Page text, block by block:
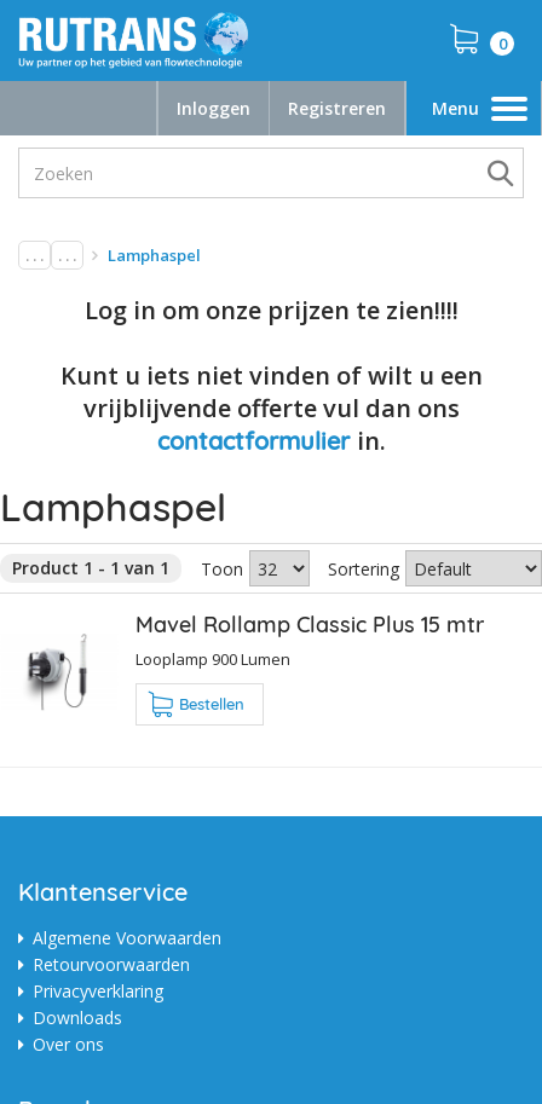
0
Inloggen Registreren
Toggle
navigation
Menu
. . . . . . Lamphaspel
Log in om onze prijzen te zien!!!!
Kunt u iets niet vinden of wilt u een
vrijblijvende offerte vul dan ons
contactformulier in.
Lamphaspel
Product 1 - 1 van 1 Toon Sortering
Mavel Rollamp Classic Plus 15 mtr
Looplamp 900 Lumen
Bestellen
Klantenservice
Algemene Voorwaarden
Retourvoorwaarden
Privacyverklaring
Downloads
Over ons